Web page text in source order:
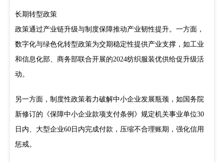
长期转型政策
政策通过产业链升级与制度保障推动产业韧性提升。一方面，
数字化与绿色化转型政策为交期稳定性提供产业支撑，如工业
和信息化部、商务部联合开展的2024纺织服装优供给促升级活
动。
另一方面，制度性政策着力破解中小企业发展瓶颈，如国务院
新修订的《保障中小企业款项支付条例》规定机关事业单位30
日内、大型企业60日内完成付款，压缩不合理账期，强化信用
惩戒。